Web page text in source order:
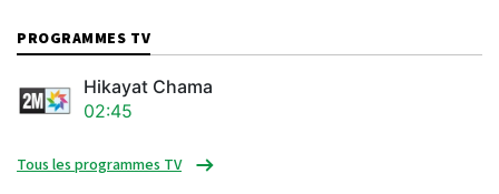
PROGRAMMES TV
Hikayat Chama
02:45
Tous les programmes TV